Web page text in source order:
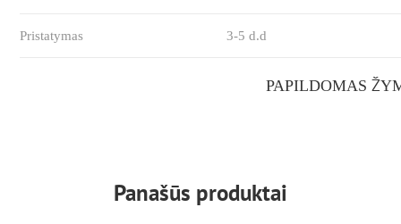
Pristatymas 3-5 d.d
PAPILDOMAS
Panašūs produktai